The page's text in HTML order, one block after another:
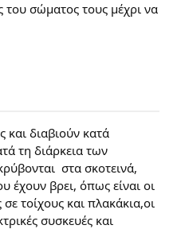
του σώματος τους μέχρι να
και διαβιούν κατά
τη διάρκεια των
στα σκοτεινά,
βρει, όπως είναι οι
τοίχους και πλακάκια,οι
συσκευές και